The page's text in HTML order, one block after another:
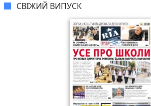
СВІЖИЙ ВИПУСК